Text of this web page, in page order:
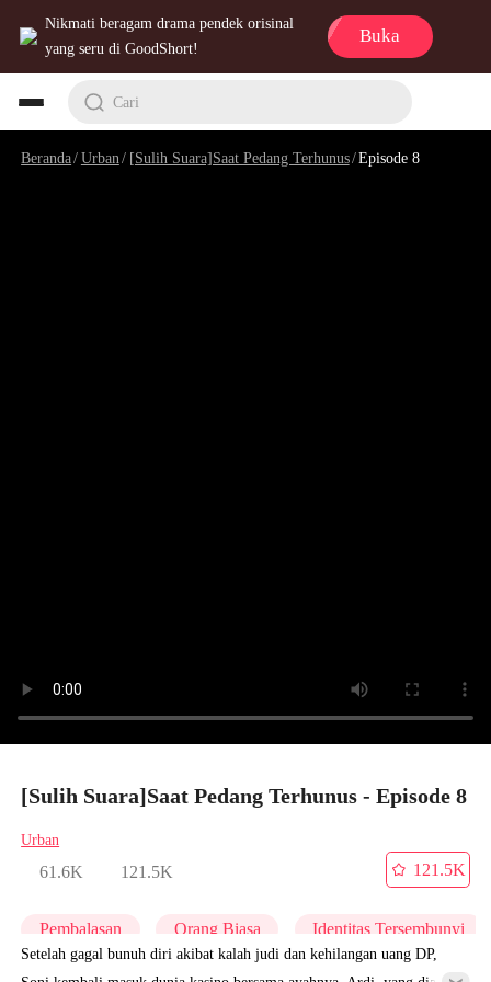
Nikmati beragam drama pendek orisinal
yang seru di GoodShort!
Buka
Cari
Beranda/Urban / [Sulih Suara]Saat Pedang Terhunus/Episode 8
[Sulih Suara]Saat Pedang Terhunus - Episode 8
Urban
61.6K 121.5K
121.5K
Pembalasan Orang Biasa Identitas Tersembunyi
Setelah gagal bunuh diri akibat kalah judi dan kehilangan uang DP,